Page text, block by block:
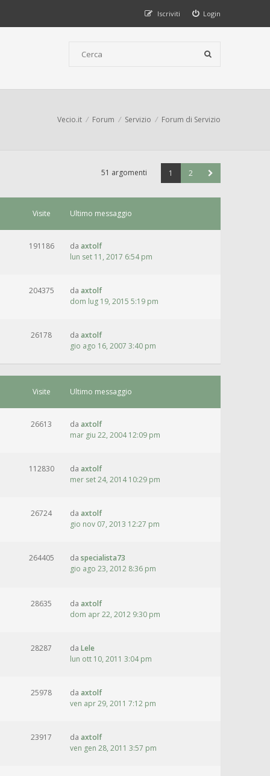
Login
Iscriviti
Vecio.it Forum Servizio Forum di Servizio
51 argomenti 1 2
Visite Ultimo messaggio
191186 da axtolf
lun set 11, 2017 6:54 pm
204375 da axtolf
dom lug 19, 2015 5:19 pm
26178 da axtolf
gio ago 16, 2007 3:40 pm
Visite Ultimo messaggio
26613 da axtolf
mar giu 22, 2004 12:09 pm
112830 da axtolf
mer set 24, 2014 10:29 pm
26724 da axtolf
gio nov 07, 2013 12:27 pm
264405 da specialista73
gio ago 23, 2012 8:36 pm
28635 da axtolf
dom apr 22, 2012 9:30 pm
28287 da Lele
lun ott 10, 2011 3:04 pm
25978 da axtolf
ven apr 29, 2011 7:12 pm
23917 da axtolf
ven gen 28, 2011 3:57 pm